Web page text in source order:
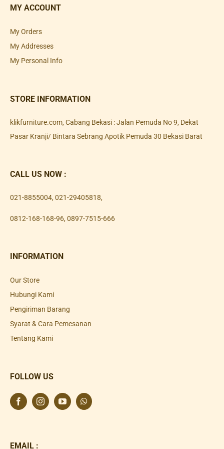
MY ACCOUNT
My Orders
My Addresses
My Personal Info
STORE INFORMATION
klikfurniture.com, Cabang Bekasi : Jalan Pemuda No 9, Dekat
Pasar Kranji/ Bintara Sebrang Apotik Pemuda 30 Bekasi Barat
CALL US NOW :
021-8855004, 021-29405818,
0812-168-168-96, 0897-7515-666
INFORMATION
Our Store
Hubungi Kami
Pengiriman Barang
Syarat & Cara Pemesanan
Tentang Kami
FOLLOW US
EMAIL :